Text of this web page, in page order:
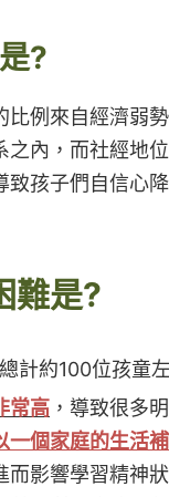
?
例來自經濟弱
內，而社經地
孩子們自信心
難是?
計約100位孩童
常高 ，導致很多
一個家庭的生活
影響學習精神